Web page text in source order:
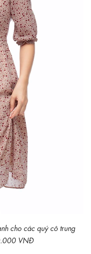
cho các quý cô trung
VNĐ